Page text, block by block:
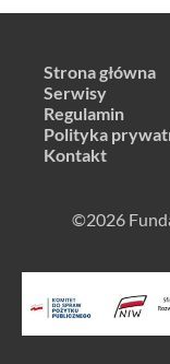
Strona główna
Serwisy
Regulamin
Polityka
Kontakt
©2026